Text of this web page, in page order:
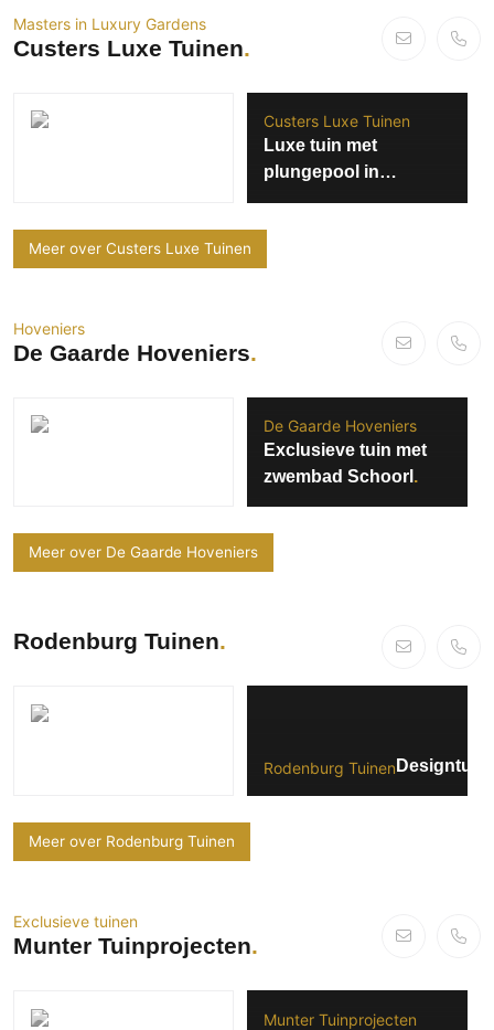
Masters in Luxury Gardens
Custers Luxe Tuinen
Custers Luxe Tuinen
Luxe tuin met
plungepool in
Meer over Custers Luxe Tuinen
Hoveniers
De Gaarde Hoveniers
De Gaarde Hoveniers
Exclusieve tuin met
zwembad Schoorl
Meer over De Gaarde Hoveniers
Rodenburg Tuinen
Rodenburg Tuinen Designtuin
Meer over Rodenburg Tuinen
Exclusieve tuinen
Munter Tuinprojecten
Munter Tuinprojecten